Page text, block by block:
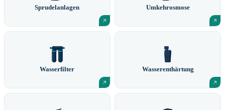
Sprudelanlagen Umkehrosmose
Wasserfilter Wasserenthärtung